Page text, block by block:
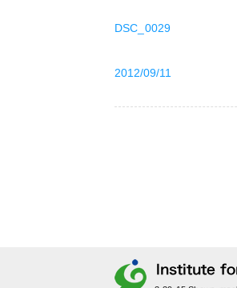
DSC_0029
2012/09/11